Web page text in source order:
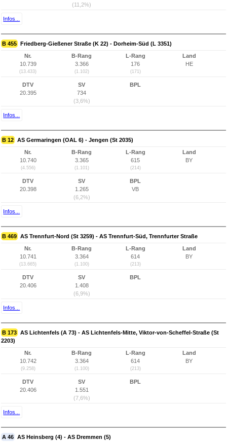
(11,2%)
Infos...
B 455 Friedberg-Gießener Straße (K 22) - Dorheim-Süd (L 3351)
Nr.
10.739
(13.433)
B-Rang
3.366
(1.102)
L-Rang
176
(171)
Land
HE
DTV
20.395
SV
734
(3,6%)
BPL
Infos...
B 12 AS Germaringen (OAL 6) - Jengen (St 2035)
Nr.
10.740
(4.556)
B-Rang
3.365
(1.101)
L-Rang
615
(214)
Land
BY
DTV
20.398
SV
1.265
(6,2%)
BPL
VB
Infos...
B 469 AS Trennfurt-Nord (St 3259) - AS Trennfurt-Süd, Trennfurter Straße
Nr.
10.741
(13.665)
B-Rang
3.364
(1.100)
L-Rang
614
(213)
Land
BY
DTV
20.406
SV
1.408
(6,9%)
BPL
Infos...
B 173 AS Lichtenfels (A 73) - AS Lichtenfels-Mitte, Viktor-von-Scheffel-Straße (St
2203)
Nr.
10.742
(9.258)
B-Rang
3.364
(1.100)
L-Rang
614
(213)
Land
BY
DTV
20.406
SV
1.551
(7,6%)
BPL
Infos...
A 46 AS Heinsberg (4) - AS Dremmen (5)